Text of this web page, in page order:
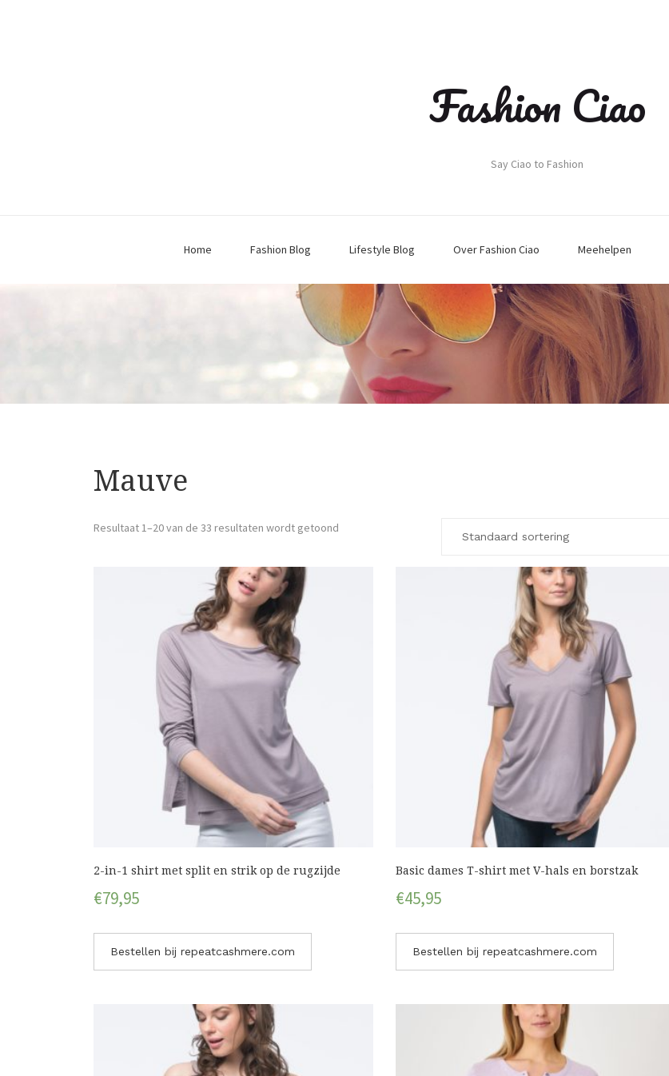
Fashion Ciao
Say Ciao to Fashion
Home Fashion Blog Lifestyle Blog Over Fashion Ciao Meehelpen
Mauve
Resultaat 1–20 van de 33 resultaten wordt getoond
2-in-1 shirt met split en strik op de rugzijde
€79,95
Bestellen bij repeatcashmere.com
Basic dames T-shirt met V-hals en borstzak
€45,95
Bestellen bij repeatcashmere.com